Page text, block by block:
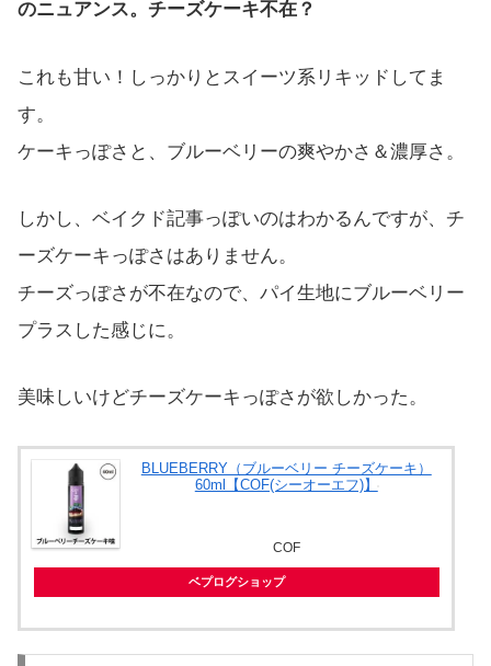
のニュアンス。チーズケーキ不在？
これも甘い！しっかりとスイーツ系リキッドしてま
す。
ケーキっぽさと、ブルーベリーの爽やかさ＆濃厚さ。
しかし、ベイクド記事っぽいのはわかるんですが、チ
ーズケーキっぽさはありません。
チーズっぽさが不在なので、パイ生地にブルーベリー
プラスした感じに。
美味しいけどチーズケーキっぽさが欲しかった。
BLUEBERRY（ブルーベリー チーズケーキ）
60ml【COF(シーオーエフ)】
COF
ベプログショップ